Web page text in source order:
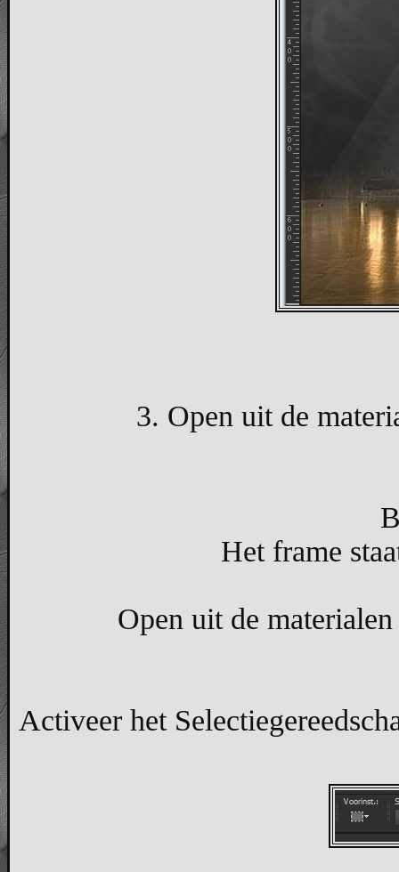
3. Open uit de
Het frame
Open uit de
Activeer het